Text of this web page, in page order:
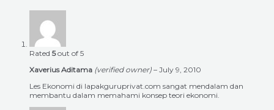
Rated 5out of 5
Xaverius Aditama (verified owner) – July 9, 2010
Les Ekonomi di lapakguruprivat.com sangat mendalam dan
membantu dalam memahami konsep teori ekonomi.